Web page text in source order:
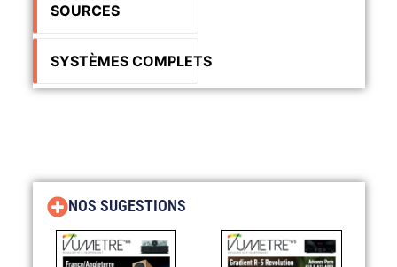
SOURCES
SYSTÈMES COMPLETS
NOS SUGESTIONS